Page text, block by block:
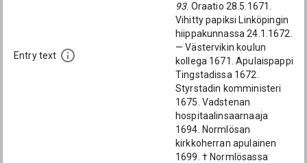
Entry text
93. Oraatio 28.5.1671.
Vihitty papiksi Linköpingin
hiippakunnassa 24.1.1672.
— Västervikin koulun
kollega 1671. Apulaispappi
Tingstadissa 1672.
Styrstadin komministeri
1675. Vadstenan
hospitaalinsaarnaaja
1694. Normlösan
kirkkoherran apulainen
1699. † Normlösassa